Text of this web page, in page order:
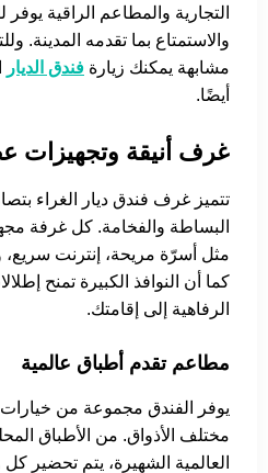
التجارية والمطاعم الراقية
والاستمتاع بما تقدمه المدينة.
مشابهة يمكنك زيارة فندق الديار
أيضًا.
غرف أنيقة وتجهيزات
تتميز غرف فندق ديار الغراء
البساطة والفخامة. كل غرفة
مثل أسرّة مريحة، إنترنت
كما أن النوافذ الكبيرة تمنح
الرفاهية إلى إقامتك.
مطاعم تقدم أطباق عالمية
يوفر الفندق مجموعة من
مختلف الأذواق. من الأطباق
العالمية الشهيرة، يتم تحضير كل